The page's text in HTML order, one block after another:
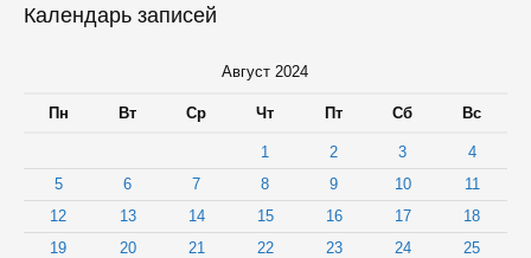
Календарь записей
Август 2024
Пн Вт Ср Чт Пт Сб Вс
1 2 3
4
5
6 7 8 9 10
11
12
13 14 15 16 17
18
19
20 21 22 23 24
25